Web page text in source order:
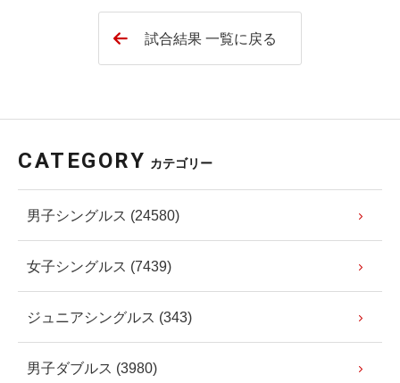
試合結果 一覧に戻る
CATEGORY カテゴリー
男子シングルス (24580)
女子シングルス (7439)
ジュニアシングルス (343)
男子ダブルス (3980)